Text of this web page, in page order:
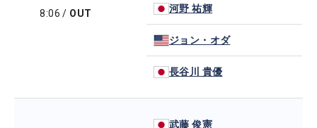
8:06 / OUT 河野 祐輝
ジョン・オダ
長谷川 貴優
武藤 俊憲